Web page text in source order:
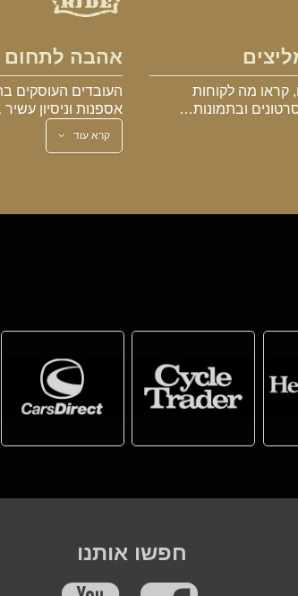
קראו מה לקוחות
ובתמונות…
אהבה לתחום
העובדים העוסקים
אספנות וניסיון
קרא עוד
חפשו אותנו